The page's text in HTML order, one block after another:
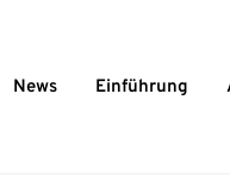
News Einführung